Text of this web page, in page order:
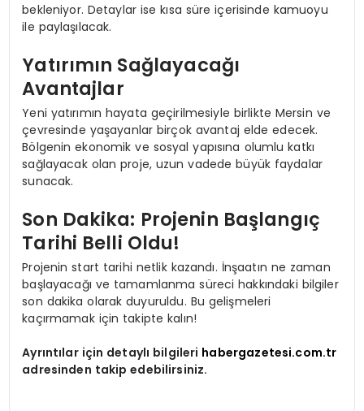
bekleniyor. Detaylar ise kısa süre içerisinde kamuoyu
ile paylaşılacak.
Yatırımın Sağlayacağı
Avantajlar
Yeni yatırımın hayata geçirilmesiyle birlikte Mersin ve
çevresinde yaşayanlar birçok avantaj elde edecek.
Bölgenin ekonomik ve sosyal yapısına olumlu katkı
sağlayacak olan proje, uzun vadede büyük faydalar
sunacak.
Son Dakika: Projenin Başlangıç
Tarihi Belli Oldu!
Projenin start tarihi netlik kazandı. İnşaatın ne zaman
başlayacağı ve tamamlanma süreci hakkındaki bilgiler
son dakika olarak duyuruldu. Bu gelişmeleri
kaçırmamak için takipte kalın!
Ayrıntılar için detaylı bilgileri habergazetesi.com.tr
adresinden takip edebilirsiniz.